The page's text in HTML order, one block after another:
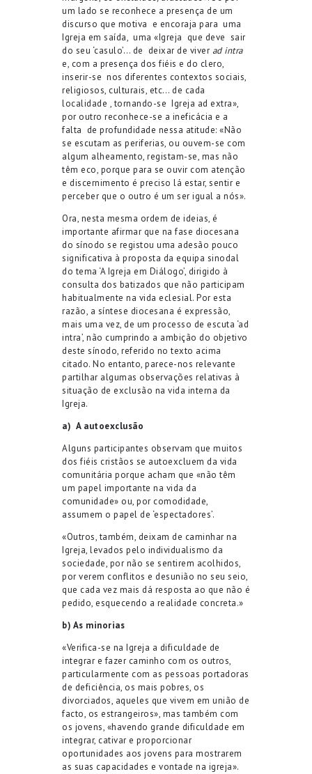
um lado se reconhece a presença de um
discurso que motiva e encoraja para uma
Igreja em saída, uma «Igreja que deve sair
do seu ‘casulo’… de deixar de viver ad intra
e, com a presença dos fiéis e do clero,
inserir-se nos diferentes contextos sociais,
religiosos, culturais, etc… de cada
localidade , tornando-se Igreja ad extra»,
por outro reconhece-se a ineficácia e a
falta de profundidade nessa atitude: «Não
se escutam as periferias, ou ouvem-se com
algum alheamento, registam-se, mas não
têm eco, porque para se ouvir com atenção
e discernimento é preciso lá estar, sentir e
perceber que o outro é um ser igual a nós».
Ora, nesta mesma ordem de ideias, é
importante afirmar que na fase diocesana
do sínodo se registou uma adesão pouco
significativa à proposta da equipa sinodal
do tema ‘A Igreja em Diálogo’, dirigido à
consulta dos batizados que não participam
habitualmente na vida eclesial. Por esta
razão, a síntese diocesana é expressão,
mais uma vez, de um processo de escuta ‘ad
intra’, não cumprindo a ambição do objetivo
deste sínodo, referido no texto acima
citado. No entanto, parece-nos relevante
partilhar algumas observações relativas à
situação de exclusão na vida interna da
Igreja.
a) A autoexclusão
Alguns participantes observam que muitos
dos fiéis cristãos se autoexcluem da vida
comunitária porque acham que «não têm
um papel importante na vida da
comunidade» ou, por comodidade,
assumem o papel de ‘espectadores’.
«Outros, também, deixam de caminhar na
Igreja, levados pelo individualismo da
sociedade, por não se sentirem acolhidos,
por verem conflitos e desunião no seu seio,
que cada vez mais dá resposta ao que não é
pedido, esquecendo a realidade concreta.»
b) As minorias
«Verifica-se na Igreja a dificuldade de
integrar e fazer caminho com os outros,
particularmente com as pessoas portadoras
de deficiência, os mais pobres, os
divorciados, aqueles que vivem em união de
facto, os estrangeiros», mas também com
os jovens, «havendo grande dificuldade em
integrar, cativar e proporcionar
oportunidades aos jovens para mostrarem
as suas capacidades e vontade na igreja».